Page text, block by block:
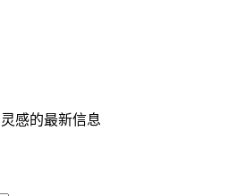
感的最新信息